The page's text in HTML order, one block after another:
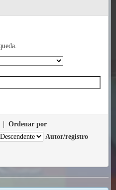
Ordenar por
Autor/registro